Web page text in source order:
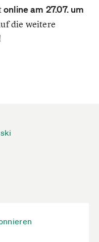
online am 27.07. um
die weitere